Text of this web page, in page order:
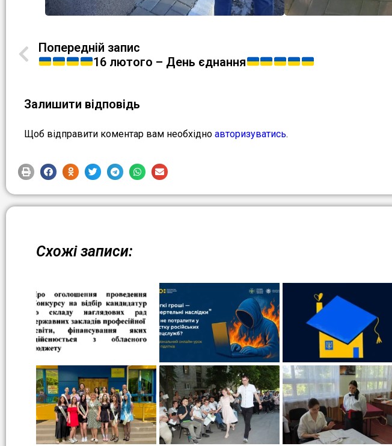
Попередній запис
16 лютого – День єднання
Залишити відповідь
Щоб відправити коментар вам необхідно авторизуватись.
Схожі записи: